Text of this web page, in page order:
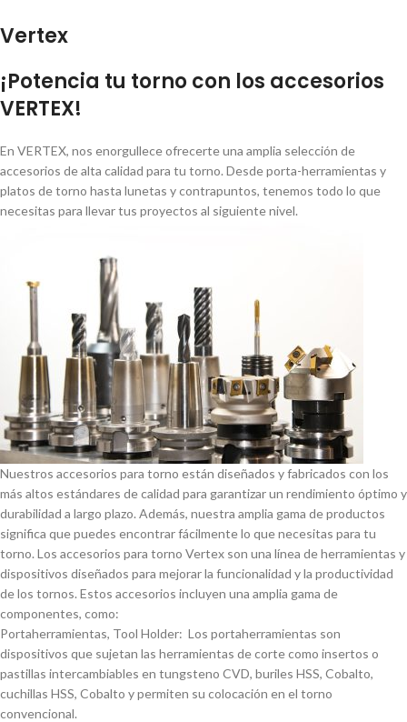
Vertex
¡Potencia tu torno con los accesorios
VERTEX!
En VERTEX, nos enorgullece ofrecerte una amplia selección de
accesorios de alta calidad para tu torno. Desde porta-herramientas y
platos de torno hasta lunetas y contrapuntos, tenemos todo lo que
necesitas para llevar tus proyectos al siguiente nivel.
Nuestros accesorios para torno están diseñados y fabricados con los
más altos estándares de calidad para garantizar un rendimiento óptimo y
durabilidad a largo plazo. Además, nuestra amplia gama de productos
significa que puedes encontrar fácilmente lo que necesitas para tu
torno. Los accesorios para torno Vertex son una lí­nea de herramientas y
dispositivos diseñados para mejorar la funcionalidad y la productividad
de los tornos. Estos accesorios incluyen una amplia gama de
componentes, como:
Portaherramientas, Tool Holder: Los portaherramientas son
dispositivos que sujetan las herramientas de corte como insertos o
pastillas intercambiables en tungsteno CVD, buriles HSS, Cobalto,
cuchillas HSS, Cobalto y permiten su colocación en el torno
convencional.